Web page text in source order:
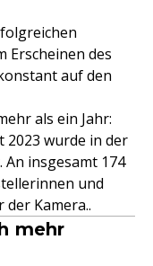
Erscheinen des
auf den
als ein Jahr:
2023 wurde in der
insgesamt 174
und
Kamera..
mehr